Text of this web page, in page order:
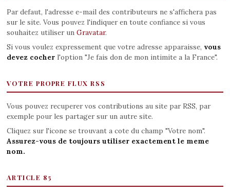
Par defaut, l'adresse e-mail des contributeurs ne s'affichera pas
sur le site. Vous pouvez l'indiquer en toute confiance si vous
souhaitez utiliser un Gravatar.
Si vous voulez expressement que votre adresse apparaisse, vous
devez cocherl'option "Je fais don de mon intimite a la France".
VOTRE PROPRE FLUX RSS
Vous pouvez recuperer vos contributions au site par RSS, par
exemple pour les partager sur un autre site.
Cliquez sur l'icone se trouvant a cote du champ "Votre nom".
Assurez-vous de toujours utiliser exactement le meme
nom.
ARTICLE 85